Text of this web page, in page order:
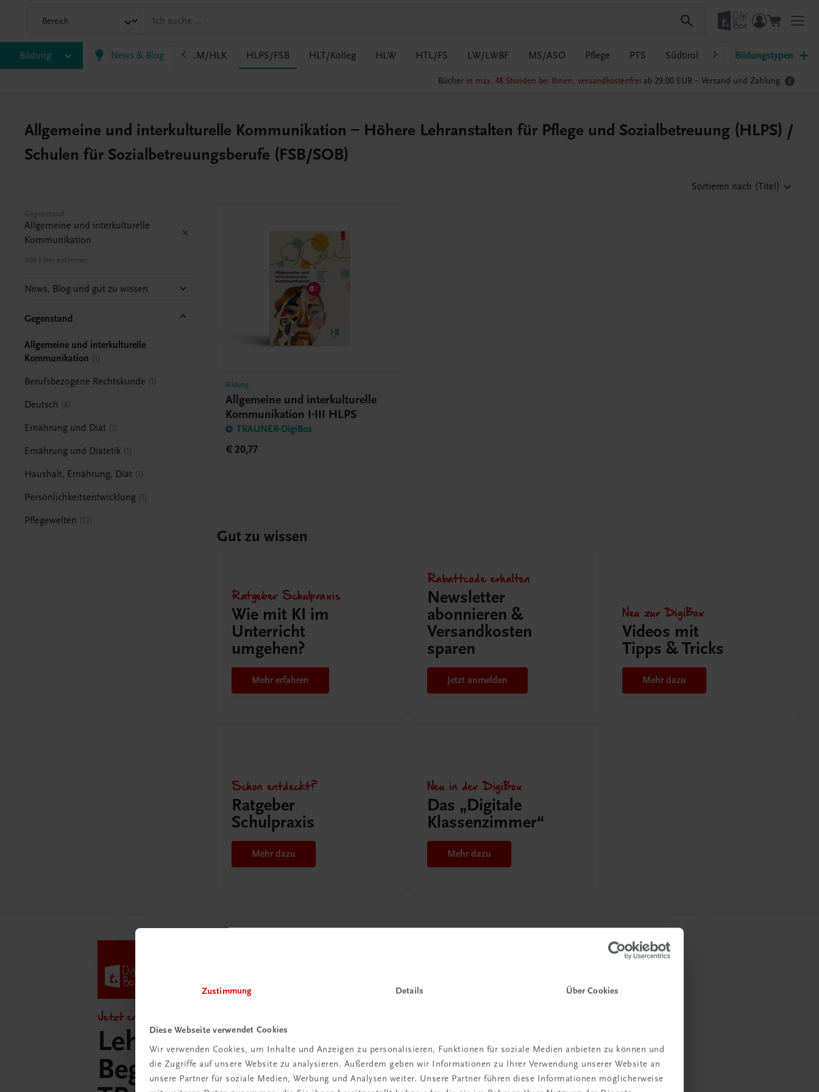
Zustimmung Details Über Cookies
Diese Webseite verwendet Cookies
Wir verwenden Cookies, um Inhalte und Anzeigen zu personalisieren, Funktionen für soziale Medien anbieten zu können und
die Zugriffe auf unsere Website zu analysieren. Außerdem geben wir Informationen zu Ihrer Verwendung unserer Website an
unsere Partner für soziale Medien, Werbung und Analysen weiter. Unsere Partner führen diese Informationen möglicherweise
Bildung News & Blog
FW HAK HAS HF/TFS HLM/HLK HLPS/FSB HLT/Kolleg HLW HTL/FS LW/LWBF MS/ASO Pflege PTS Südtirol Ratgeber Schulpraxis
Bildungstypen
Bücher in max. 48 Stunden bei Ihnen, versandkostenfrei ab 29,00 EUR – Versand und Zahlung
Allgemeine und interkulturelle Kommunikation – Höhere Lehranstalten für Pflege und Sozialbetreuung (HLPS) /
Schulen für Sozialbetreuungsberufe (FSB/SOB)
Sortieren nach (Titel)
Gegenstand
Allgemeine und interkulturelle
Kommunikation
Alle Filter entfernen
News, Blog und gut zu wissen
Gegenstand
Allgemeine und interkulturelle
Kommunikation
1
Berufsbezogene Rechtskunde 1
Deutsch 8
Ernährung und Diät 1
Ernährung und Diätetik 1
Haushalt, Ernährung, Diät 1
Persönlichkeitsentwicklung 1
Pflegewelten 12
Bildung
Allgemeine und interkulturelle
Kommunikation I-III HLPS
TRAUNER-DigiBox
€ 20,77
Gut zu wissen
Ratgeber Schulpraxis
Wie mit KI im
Unterricht
umgehen?
Mehr erfahren
Rabattcode erhalten
Newsletter
abonnieren &
Versandkosten
sparen
Jetzt anmelden
Neu zur DigiBox
Videos mit
Tipps & Tricks
Mehr dazu
Schon entdeckt?
Ratgeber
Schulpraxis
Mehr dazu
Neu in der DigiBox
Das „Digitale
Klassenzimmer“
Mehr dazu
Jetzt entdecken!
Lehrer/innen-
Begleitpakete in der